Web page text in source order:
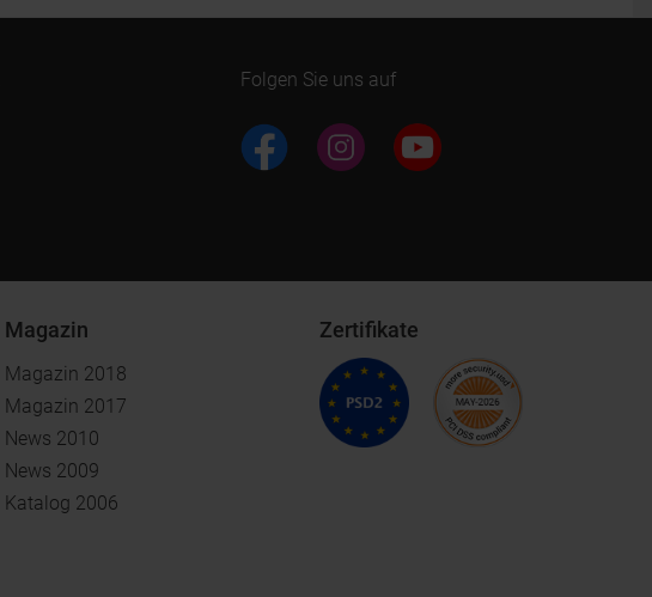
Folgen Sie uns auf
Magazin
Magazin 2018
Magazin 2017
News 2010
News 2009
Katalog 2006
Zertifikate